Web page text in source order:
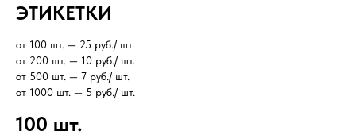
ЭТИКЕТКИ
от 100 шт. — 25 руб./ шт.
от 200 шт. — 10 руб./ шт.
от 500 шт. — 7 руб./ шт.
от 1000 шт. — 5 руб./ шт.
100 шт.